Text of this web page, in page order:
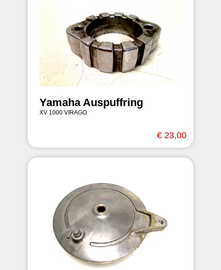
Yamaha Auspuffring
XV 1000 VIRAGO
€ 23,00